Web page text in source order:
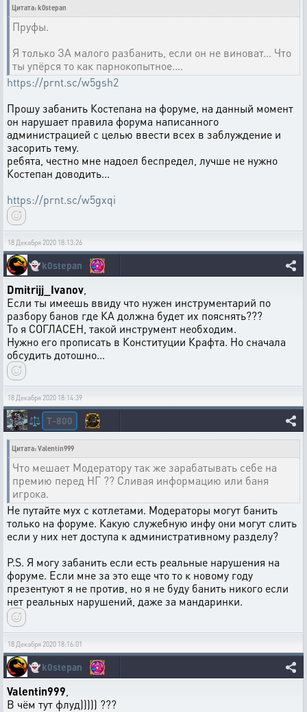
Цитата: k0stepan
Пруфы.
Я только ЗА малого разбанить, если он не виноват... Что
ты упёрся то как парнокопытное....
https://prnt.sc/w5gsh2
Прошу забанить Костепана на форуме, на данный момент
он нарушает правила форума написанного
администрацией с целью ввести всех в заблуждение и
засорить тему.
ребята, честно мне надоел беспредел, лучше не нужно
Костепан доводить...
https://prnt.sc/w5gxqi
18 Декабря 2020 18:13:26
👻k0stepan
Dmitrijj_Ivanov
Если ты имеешь ввиду что нужен инструментарий по
разбору банов где КА должна будет их пояснять???
То я СОГЛАСЕН, такой инструмент необходим.
Нужно его прописать в Конституции Крафта. Но сначала
обсудить дотошно...
18 Декабря 2020 18:14:39
⚖️ T-800
Цитата: Valentin999
Что мешает Модератору так же зарабатывать себе на
премию перед НГ ?? Сливая информацию или баня
игрока.
Не путайте мух с котлетами. Модераторы могут банить
только на форуме. Какую служебную инфу они могут слить
если у них нет доступа к административному разделу?
P.S. Я могу забанить если есть реальные нарушения на
форуме. Если мне за это еще что то к новому году
презентуют я не против, но я не буду банить никого если
нет реальных нарушений, даже за мандаринки.
18 Декабря 2020 18:16:01
👻k0stepan
Valentin999
В чём тут флуд))))) ???